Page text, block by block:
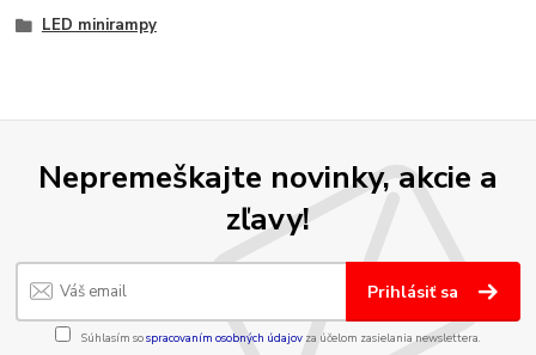
LED minirampy
Nepremeškajte novinky, akcie a
zľavy!
Prihlásiť sa
Súhlasím sospracovaním osobných údajov za účelom zasielania newslettera.